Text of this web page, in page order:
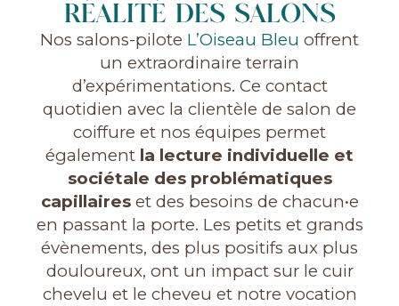
RÉALITÉ DES SALONS
Nos salons-pilote L’Oiseau Bleu offrent
un extraordinaire terrain
d’expérimentations. Ce contact
quotidien avec la clientèle de salon de
coiffure et nos équipes permet
également la lecture individuelle et
sociétale des problématiques
capillaires et des besoins de chacun•e
en passant la porte. Les petits et grands
évènements, des plus positifs aux plus
douloureux, ont un impact sur le cuir
chevelu et le cheveu et notre vocation